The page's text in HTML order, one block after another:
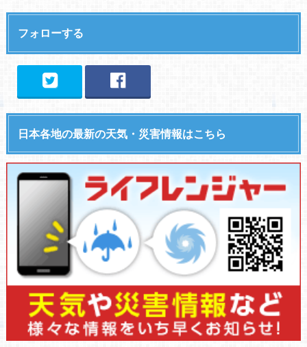
フォローする
日本各地の最新の天気・災害情報はこちら